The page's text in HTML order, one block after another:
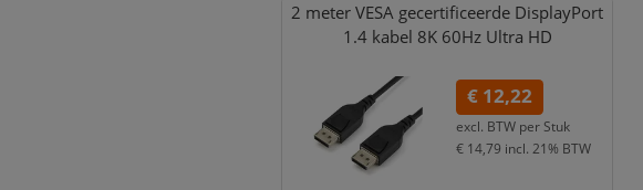
2 meter VESA gecertificeerde DisplayPort
1.4 kabel 8K 60Hz Ultra HD
€ 12,22
excl. BTW per Stuk
€ 14,79 incl. 21% BTW